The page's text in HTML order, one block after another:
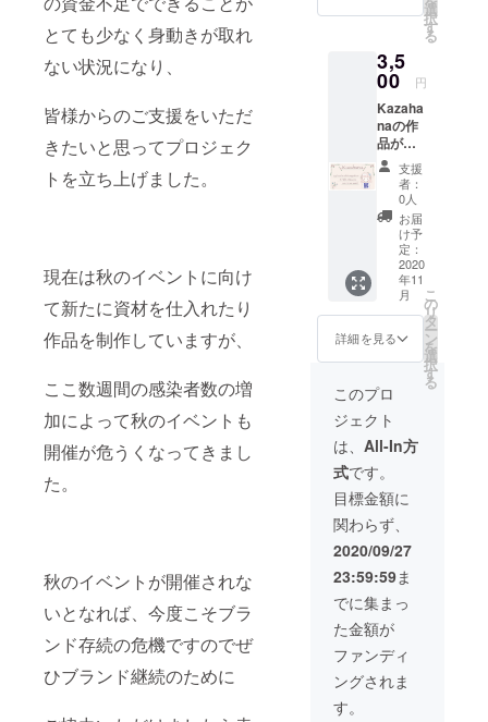
とても少なく身動きが取れ
ない状況になり、
皆様からのご支援をいただ
きたいと思ってプロジェク
トを立ち上げました。
現在は秋のイベントに向け
て新たに資材を仕入れたり
作品を制作していますが、
ここ数週間の感染者数の増
加によって秋のイベントも
開催が危うくなってきまし
た。
秋のイベントが開催されな
いとなれば、今度こそブラ
ンド存続の危機ですのでぜ
ひブランド継続のために
アナウ
オープ
ン
チャッ
ト機能
または
メール
を利用
いたし
ます。
（ク
ローズ
ドの
チャッ
トにす
る予定
ラワー
講座 on
へご参
加いた
だけま
す。
Kazaha
naがア
クセサ
リー制
作のた
めに使
用して
いるド
ライフ
ラワー
の制作
方法や
ドライ
知識・
情報な
どドラ
イフラ
ワーを
作り始
めたい
という
方にオ
ススメ
です。
時間は
30分×2
部制の
予定で
す。1部
ではド
ライフ
選
択
す
る
3,5
00 円
Kazaha
naの作
品が購
入でき
るクー
ポン
3000円
分とお
礼のお
手紙の
セッ
ト。
クーポ
ンは
FC2
カート
でご利
用いた
だける
ほか、
メー
ル・
Twitter
・
Instagr
amから
ご希望
の作品
をご指
定いた
だけれ
ばご利
用いた
だけま
支援
者：
0人
お届
け予
定：
2020
年11
月
詳細を見る
こ
の
リ
タ
ー
ン
を
選
択
す
る
このプロ
ジェクト
は、 All-In方
式です。
目標金額に
関わらず、
2020/09/27
23:59:59ま
でに集まっ
た金額が
ファンディ
ングされま
す。